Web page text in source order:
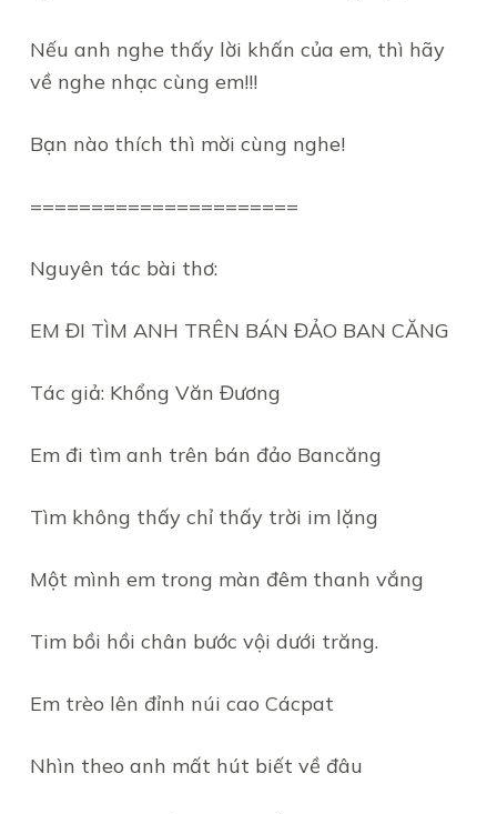
Nếu anh nghe thấy lời khấn của em, thì hãy
về nghe nhạc cùng em!!!
Bạn nào thích thì mời cùng nghe!
======================
Nguyên tác bài thơ:
EM ĐI TÌM ANH TRÊN BÁN ĐẢO BAN CĂNG
Tác giả: Khổng Văn Đương
Em đi tìm anh trên bán đảo Bancăng
Tìm không thấy chỉ thấy trời im lặng
Một mình em trong màn đêm thanh vắng
Tim bồi hồi chân bước vội dưới trăng.
Em trèo lên đỉnh núi cao Cácpat
Nhìn theo anh mất hút biết về đâu